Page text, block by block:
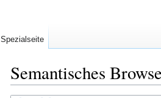
Semantisches
Spezialseite